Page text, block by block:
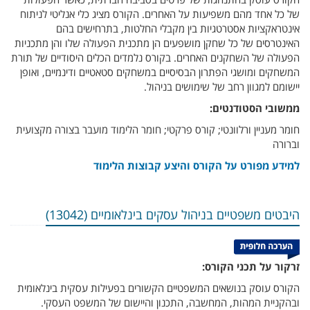
של כל אחד מהם משפיעות על האחרים. הקורס מציג כלי אנליטי לניתוח
אינטראקציות אסטרטגיות בין מקבלי החלטות, בתרחישים בהם
האינטרסים של כל שחקן מושפעים הן מתכנית הפעולה שלו והן מתכניות
הפעולה של השחקנים האחרים. בקורס נלמדים הכלים היסודיים של תורת
המשחקים ומושגי הפתרון הבסיסיים במשחקים סטאטיים ודינמיים, ואופן
יישומם למגוון רחב של שימושים בניהול.
ממשובי הסטודנטים:
חומר מעניין ורלוונטי; קורס פרקטי; חומר הלימוד מועבר בצורה מקצועית
וברורה
למידע מפורט על הקורס והיצע קבוצות הלימוד
היבטים משפטיים בניהול עסקים בינלאומיים (13042)
זרקור על תכני הקורס:
הקורס עוסק בנושאים המשפטיים הקשורים בפעילות עסקית בינלאומית
ובהקניית המהות, המחשבה, התכנון והיישום של המשפט העסקי.